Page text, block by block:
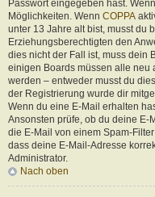
Passwort eingegeben hast.
Möglichkeiten. Wenn COPPA
unter 13 Jahre alt bist, musst du
Erziehungsberechtigten den
dies nicht der Fall ist, muss dein
einigen Boards müssen alle neu
werden – entweder musst du
der Registrierung wurde dir
Wenn du eine E-Mail erhalten
Ansonsten prüfe, ob du deine E-
die E-Mail von einem Spam-
dass deine E-Mail-Adresse
Administrator.
Nach oben